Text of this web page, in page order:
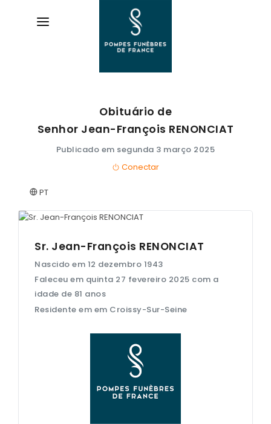
AVIS DE DÉCÈS
PRÉVOIR SES OBSÈQUES
Entretien de sépulture
Livraison de plaques
Nos capitons funéraires
Nos cercueils
Nos fleurs naturelles
Nos monuments
Services aux familles
NOS AGENCES
ESPACE FAMILLE
Obituário de
Senhor Jean-François RENONCIAT
Publicado em segunda 3 março 2025
Conectar
PT
Sr. Jean-François RENONCIAT
Nascido em 12 dezembro 1943
Faleceu em quinta 27 fevereiro 2025 com a
idade de 81 anos
Residente em em Croissy-Sur-Seine